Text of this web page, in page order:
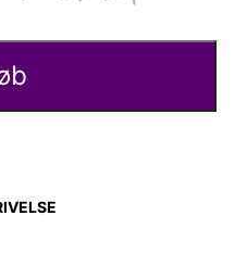
e
p
s